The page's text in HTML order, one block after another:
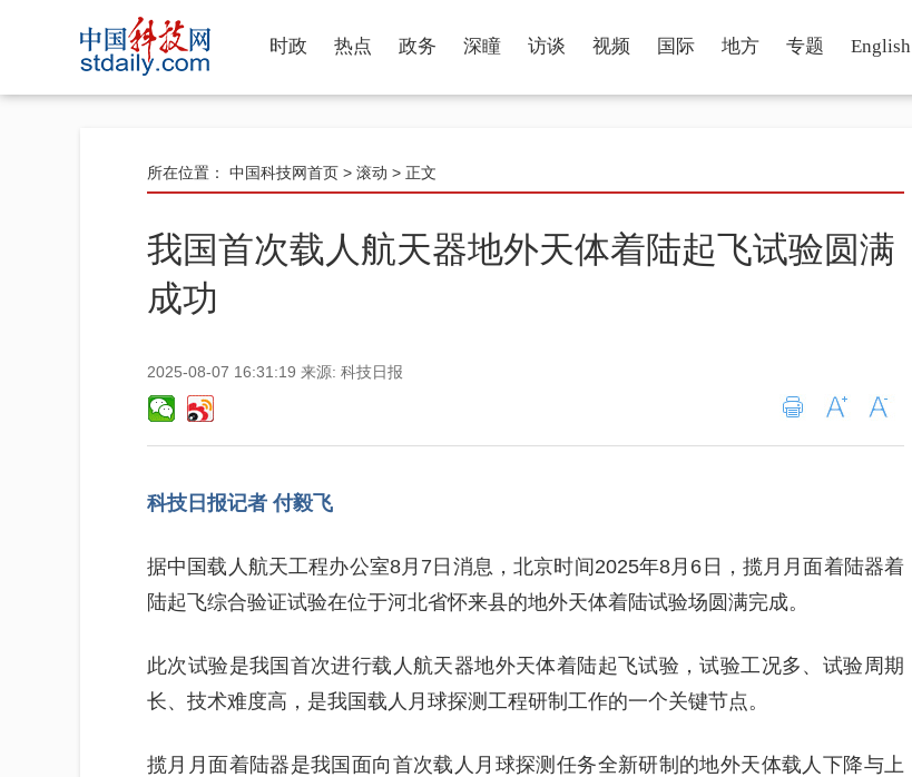
时政 热点 政务 深瞳 访谈 视频 国际 地方 专题 English
所在位置： 中国科技网首页 > 滚动 > 正文
我国首次载人航天器地外天体着陆起飞试验圆满
成功
2025-08-07 16:31:19 来源: 科技日报
科技日报记者 付毅飞
据中国载人航天工程办公室8月7日消息，北京时间2025年8月6日，揽月月面着陆器着
陆起飞综合验证试验在位于河北省怀来县的地外天体着陆试验场圆满完成。
此次试验是我国首次进行载人航天器地外天体着陆起飞试验，试验工况多、试验周期
长、技术难度高，是我国载人月球探测工程研制工作的一个关键节点。
揽月月面着陆器是我国面向首次载人月球探测任务全新研制的地外天体载人下降与上